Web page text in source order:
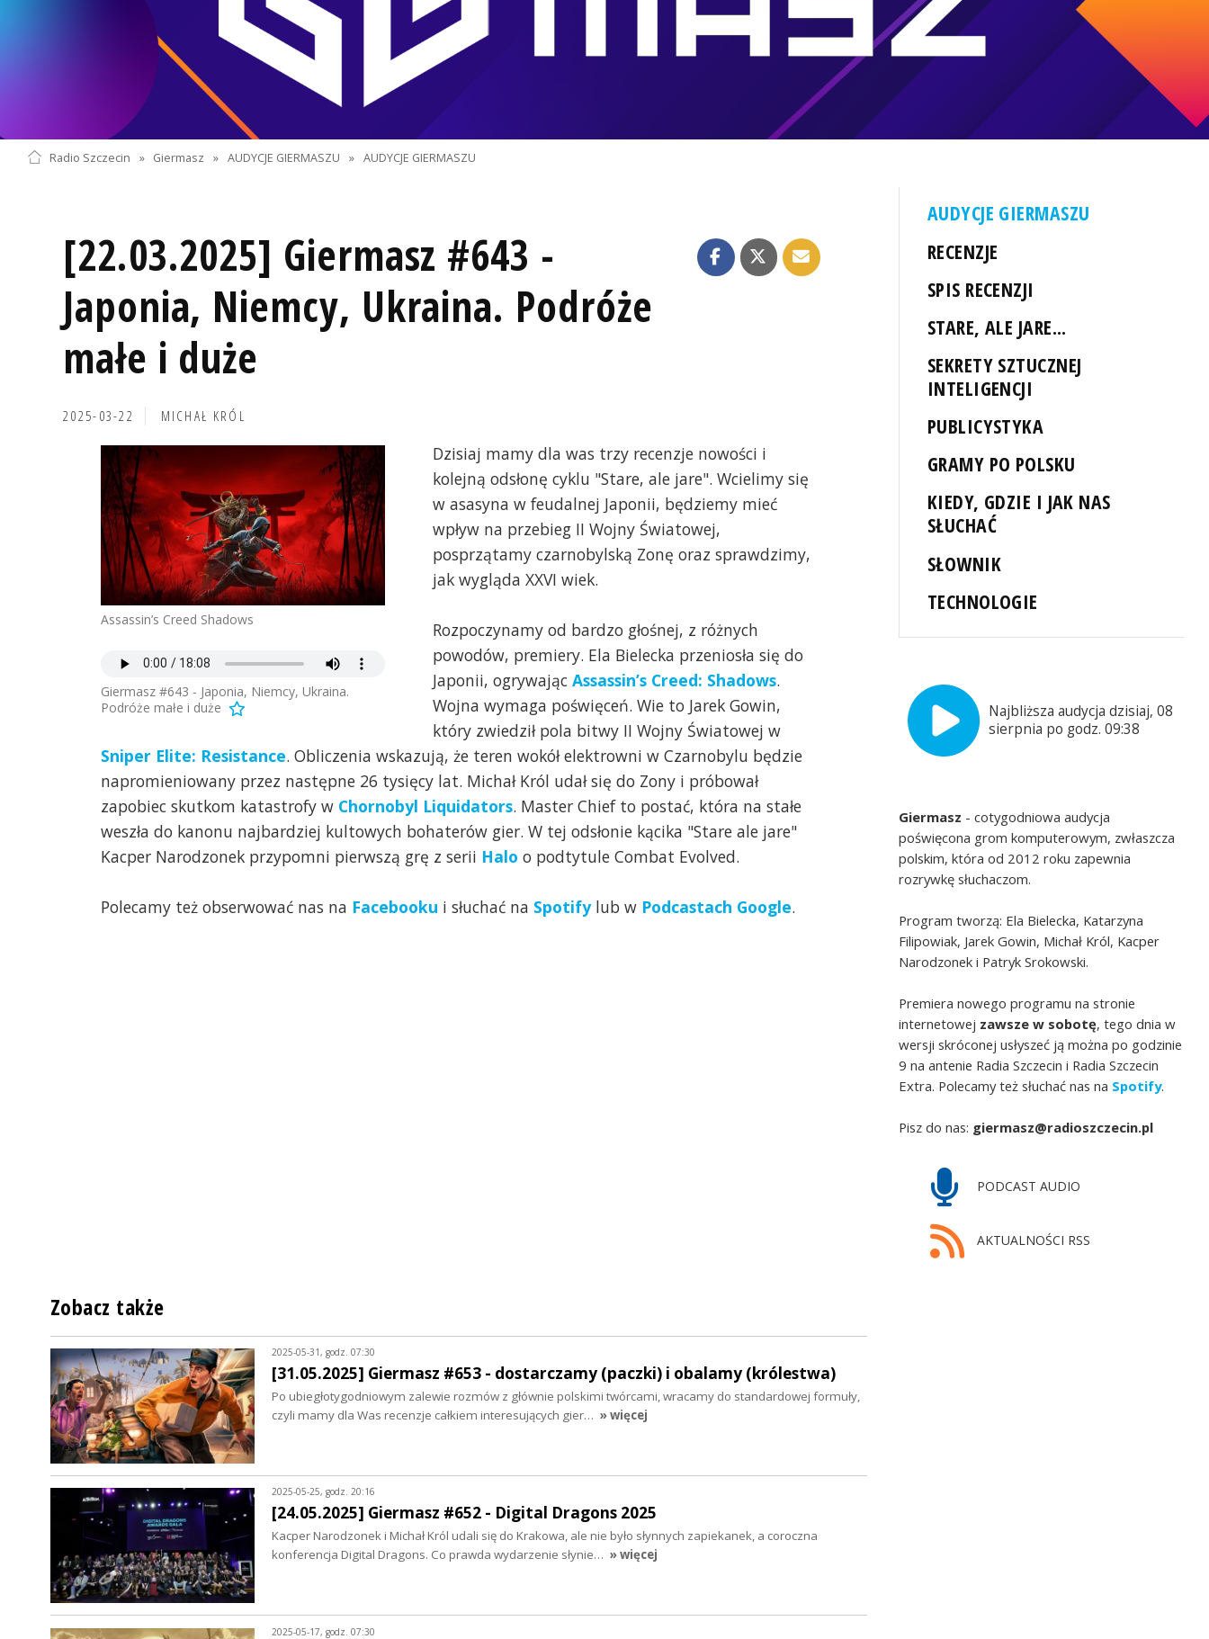
Radio Szczecin » Giermasz » AUDYCJE GIERMASZU » AUDYCJE GIERMASZU
[22.03.2025] Giermasz #643 -
Japonia, Niemcy, Ukraina. Podróże
małe i duże
2025-03-22 MICHAŁ KRÓL
Assassin’s Creed Shadows
Giermasz #643 - Japonia, Niemcy, Ukraina.
Podróże małe i duże
Dzisiaj mamy dla was trzy recenzje nowości i
kolejną odsłonę cyklu "Stare, ale jare". Wcielimy się
w asasyna w feudalnej Japonii, będziemy mieć
wpływ na przebieg II Wojny Światowej,
posprzątamy czarnobylską Zonę oraz sprawdzimy,
jak wygląda XXVI wiek.
Rozpoczynamy od bardzo głośnej, z różnych
powodów, premiery. Ela Bielecka przeniosła się do
Japonii, ogrywając Assassin’s Creed: Shadows.
Wojna wymaga poświęceń. Wie to Jarek Gowin,
który zwiedził pola bitwy II Wojny Światowej w
Sniper Elite: Resistance. Obliczenia wskazują, że teren wokół elektrowni w Czarnobylu będzie
napromieniowany przez następne 26 tysięcy lat. Michał Król udał się do Zony i próbował
zapobiec skutkom katastrofy w Chornobyl Liquidators. Master Chief to postać, która na stałe
weszła do kanonu najbardziej kultowych bohaterów gier. W tej odsłonie kącika "Stare ale jare"
Kacper Narodzonek przypomni pierwszą grę z serii Halo o podtytule Combat Evolved.
Polecamy też obserwować nas na Facebooku i słuchać na Spotifylub w Podcastach Google.
AUDYCJE GIERMASZU
RECENZJE
SPIS RECENZJI
STARE, ALE JARE...
SEKRETY SZTUCZNEJ
INTELIGENCJI
PUBLICYSTYKA
GRAMY PO POLSKU
KIEDY, GDZIE I JAK NAS
SŁUCHAĆ
SŁOWNIK
TECHNOLOGIE
Najbliższa audycja dzisiaj, 08
sierpnia po godz. 09:38
Giermasz - cotygodniowa audycja
poświęcona grom komputerowym, zwłaszcza
polskim, która od 2012 roku zapewnia
rozrywkę słuchaczom.
Program tworzą: Ela Bielecka, Katarzyna
Filipowiak, Jarek Gowin, Michał Król, Kacper
Narodzonek i Patryk Srokowski.
Premiera nowego programu na stronie
internetowej zawsze w sobotę, tego dnia w
wersji skróconej usłyszeć ją można po godzinie
9 na antenie Radia Szczecin i Radia Szczecin
Extra. Polecamy też słuchać nas na Spotify.
Pisz do nas: giermasz@radioszczecin.pl
PODCAST AUDIO
AKTUALNOŚCI RSS
Zobacz także
2025-05-31, godz. 07:30
[31.05.2025] Giermasz #653 - dostarczamy (paczki) i obalamy (królestwa)
Po ubiegłotygodniowym zalewie rozmów z głównie polskimi twórcami, wracamy do standardowej formuły,
czyli mamy dla Was recenzje całkiem interesujących gier… » więcej
2025-05-25, godz. 20:16
[24.05.2025] Giermasz #652 - Digital Dragons 2025
Kacper Narodzonek i Michał Król udali się do Krakowa, ale nie było słynnych zapiekanek, a coroczna
konferencja Digital Dragons. Co prawda wydarzenie słynie… » więcej
2025-05-17, godz. 07:30